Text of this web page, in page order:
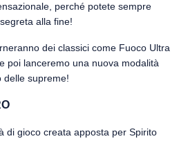
perché potete sempre
alla fine!
dei classici come Fuoco Ultra
poi lanceremo una nuova modalità
delle supreme!
di gioco creata apposta per Spirito